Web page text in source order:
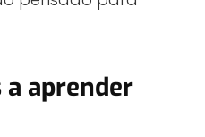
a aprender